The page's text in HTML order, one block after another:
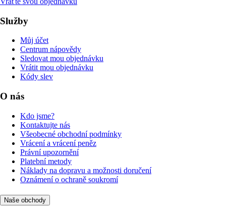
Služby
Můj účet
Centrum nápovědy
Sledovat mou objednávku
Vrátit mou objednávku
Kódy slev
O nás
Kdo jsme?
Kontaktujte nás
Všeobecné obchodní podmínky
Vrácení a vrácení peněz
Právní upozornění
Platební metody
Náklady na dopravu a možnosti doručení
Oznámení o ochraně soukromí
Naše obchody